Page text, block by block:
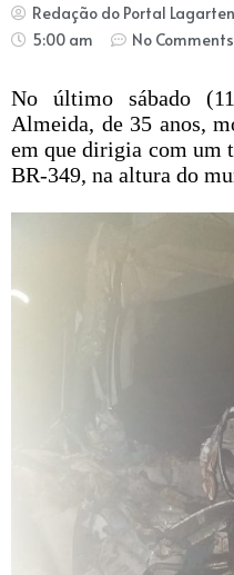
Redação do Portal
5:00 am
No Comments
No último sábado
Almeida, de 35 anos,
em que dirigia com um
BR-349, na altura do